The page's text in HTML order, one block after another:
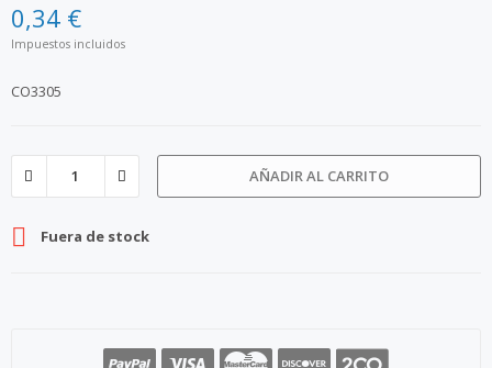
0,34 €
Impuestos incluidos
CO3305
AÑADIR AL CARRITO
 Fuera de stock